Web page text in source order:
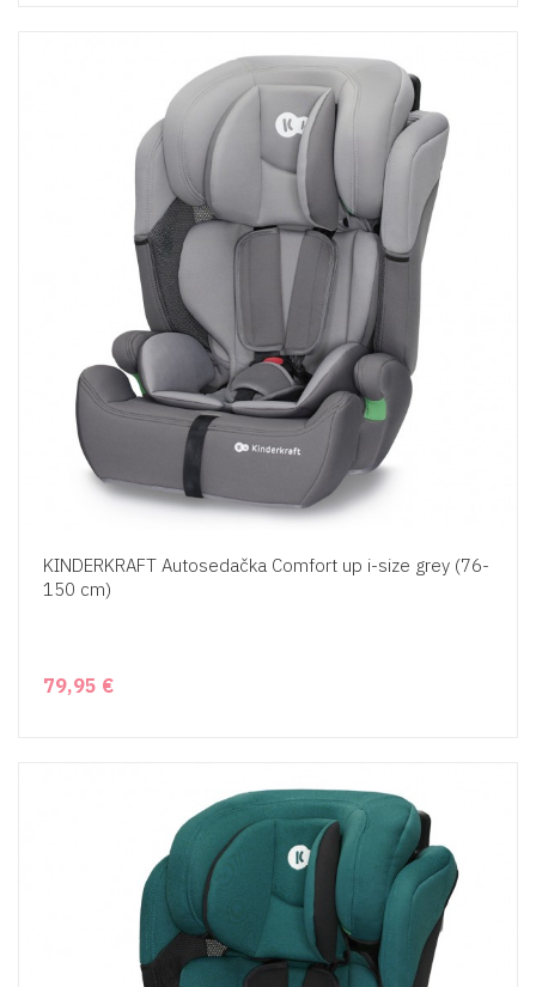
KINDERKRAFT Autosedačka Comfort up i-size grey (76-
150 cm)
79,95 €